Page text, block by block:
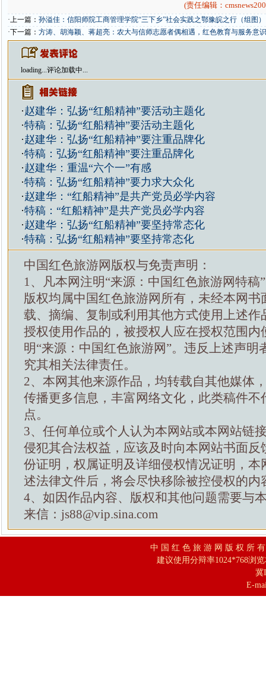
(责任编辑：
·上一篇： 孙溢佳：信阳师院工商管理学院“三下乡”社会实践之鄂豫皖之行（组图）
·下一篇： 方涛、胡海颖、蒋超亮：农大与信师志愿者偶相遇，红色教育与服务意
loading...评论加载中...
·赵建华：弘扬“红船精神”要活动主题化
·特稿：弘扬“红船精神”要活动主题化
·赵建华：弘扬“红船精神”要注重品牌化
·特稿：弘扬“红船精神”要注重品牌化
·赵建华：重温“六个一”有感
·特稿：弘扬“红船精神”要力求大众化
·赵建华：“红船精神”是共产党员必学内容
·特稿：“红船精神”是共产党员必学内容
·赵建华：弘扬“红船精神”要坚持常态化
·特稿：弘扬“红船精神”要坚持常态化
中国红色旅游网版权与免责声明：
1、凡本网注明“来源：中国红色旅游网特稿
版权均属中国红色旅游网所有，未经本网书
载、摘编、复制或利用其他方式使用上述作
授权使用作品的，被授权人应在授权范围内
明“来源：中国红色旅游网”。违反上述声明
究其相关法律责任。
2、本网其他来源作品，均转载自其他媒体
传播更多信息，丰富网络文化，此类稿件不
点。
3、任何单位或个人认为本网站或本网站链
侵犯其合法权益，应该及时向本网站书面反
份证明，权属证明及详细侵权情况证明，本
述法律文件后，将会尽快移除被控侵权的内
4、如因作品内容、版权和其他问题需要与
来信：js88@vip.sina.com
中 国 红 色 旅 游 网 版 权 所
建议使用分辩率1024*768浏
冀
E-